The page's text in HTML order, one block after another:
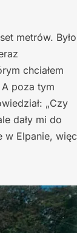
metrów. Było
chciałem
poza tym
„Czy
dały mi do
w Elpanie, więc